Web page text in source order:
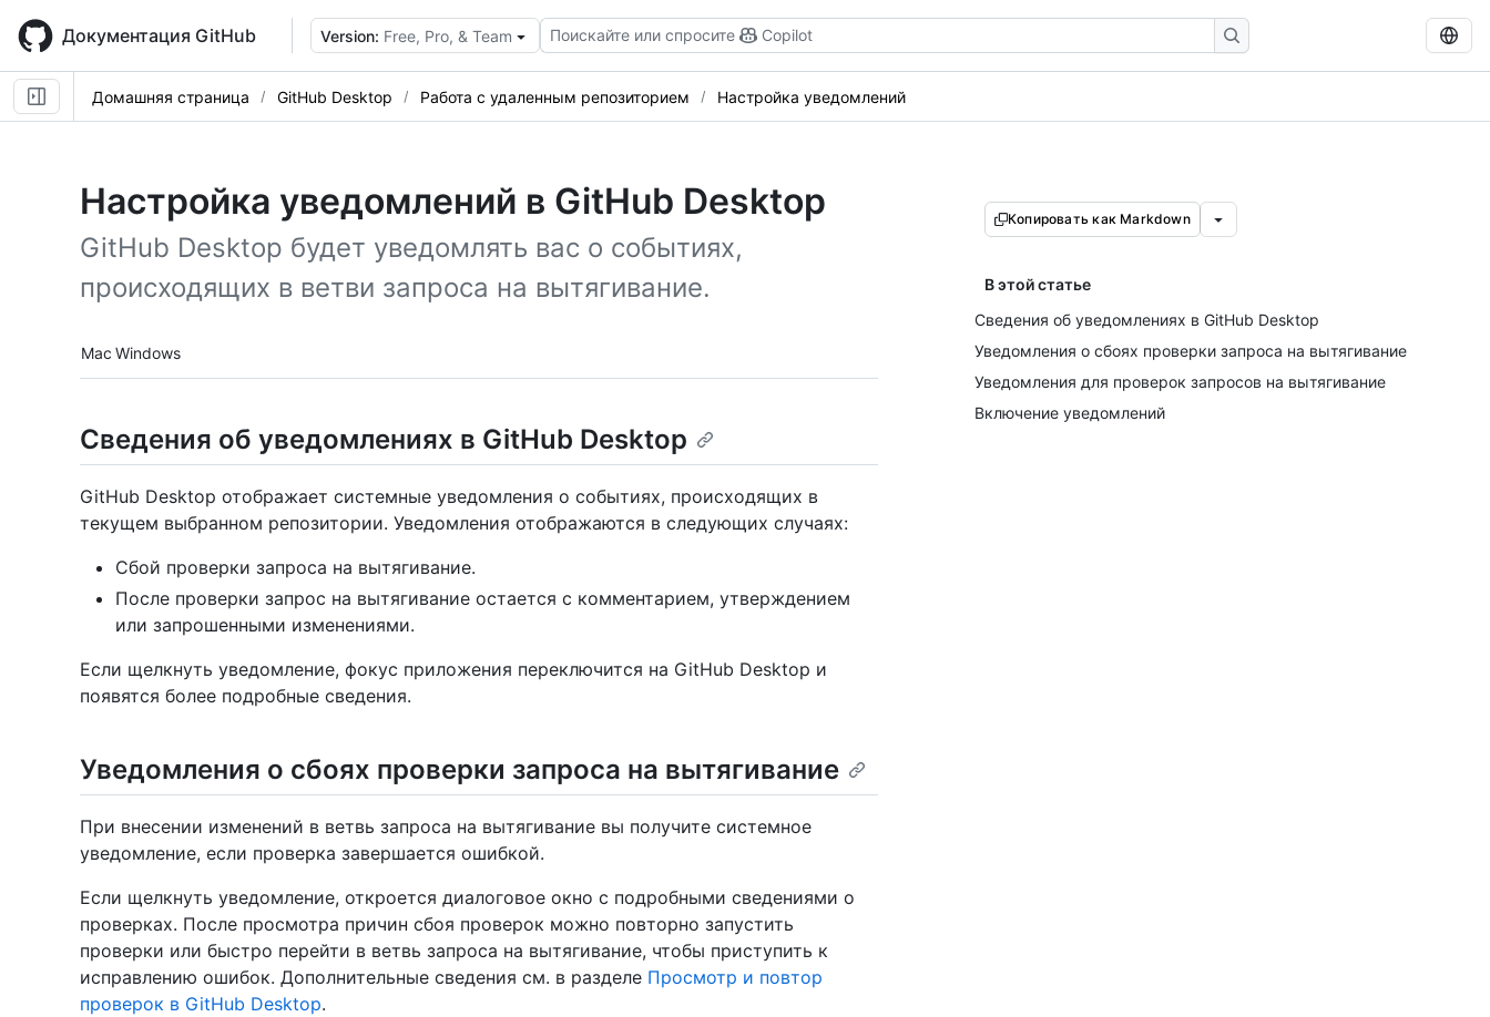
main
content
Документация GitHub Version: Free, Pro, & Team Поискайте или спросите Copilot
Домашняя страница GitHub Desktop Работа с удаленным репозиторием Настройка уведомлений
Настройка уведомлений в GitHub Desktop
GitHub Desktop будет уведомлять вас о событиях,
происходящих в ветви запроса на вытягивание.
Platform navigation
Mac Windows
Копировать как Markdown
В этой статье
Сведения об уведомлениях в GitHub Desktop
Уведомления о сбоях проверки запроса на вытягивание
Уведомления для проверок запросов на вытягивание
Включение уведомлений
Сведения об уведомлениях в GitHub Desktop
GitHub Desktop отображает системные уведомления о событиях, происходящих в
текущем выбранном репозитории. Уведомления отображаются в следующих случаях:
Сбой проверки запроса на вытягивание.
После проверки запрос на вытягивание остается с комментарием, утверждением
или запрошенными изменениями.
Если щелкнуть уведомление, фокус приложения переключится на GitHub Desktop и
появятся более подробные сведения.
Уведомления о сбоях проверки запроса на вытягивание
При внесении изменений в ветвь запроса на вытягивание вы получите системное
уведомление, если проверка завершается ошибкой.
Если щелкнуть уведомление, откроется диалоговое окно с подробными сведениями о
проверках. После просмотра причин сбоя проверок можно повторно запустить
проверки или быстро перейти в ветвь запроса на вытягивание, чтобы приступить к
исправлению ошибок. Дополнительные сведения см. в разделе Просмотр и повтор
проверок в GitHub Desktop.